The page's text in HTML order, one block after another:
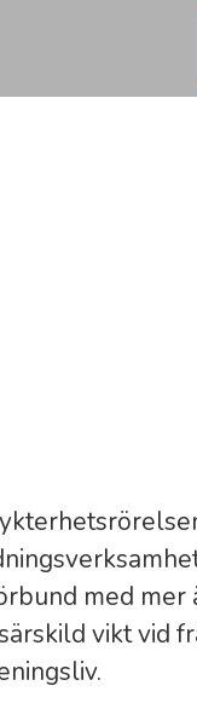
med mer
vikt vid